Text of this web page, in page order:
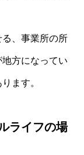
、事業所の所
方になってい
ます。
ライフの場